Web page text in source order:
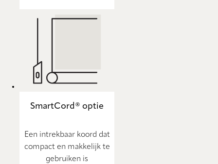
SmartCord® optie
Een intrekbaar koord dat
compact en makkelijk te
gebruiken is